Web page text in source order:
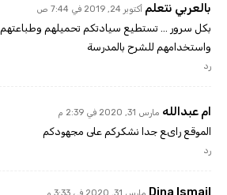
بالعربي نتعلم أكتوبر 24, 2019 في 7:44 ص
بكل سرور … تستطيع سيادتكم تحميلهم وطباعتهم
واستخدامهم للشرح بالمدرسة
رد
ام عبدالله مارس 31, 2020 في 2:39 م
الموقع راىع جدا نشكركم على مجهودكم
رد
Dina Ismail